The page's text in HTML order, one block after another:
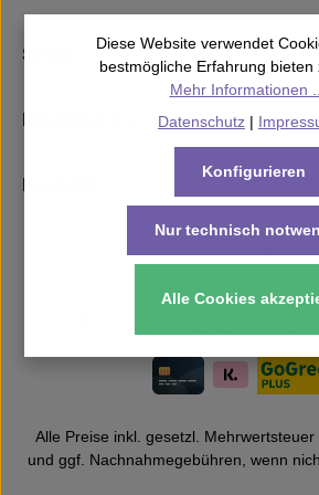
Shop
Rechtliches
Kontakt
Alle Preise inkl. gesetzl. Mehrwertsteuer
und ggf. Nachnahmegebühren, wenn
Diese Website verwendet
bestmögliche Erfahrung bieten
Mehr Informationen ...
Datenschutz |
Nur technisch
Konfigurieren
Alle Cookies